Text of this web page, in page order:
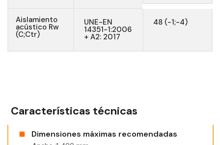
Aislamiento
acústico Rw
(C;Ctr)
UNE-EN
14351-1:2006
+ A2: 2017
48 (-1;-4)
Características técnicas
Dimensiones máximas recomendadas